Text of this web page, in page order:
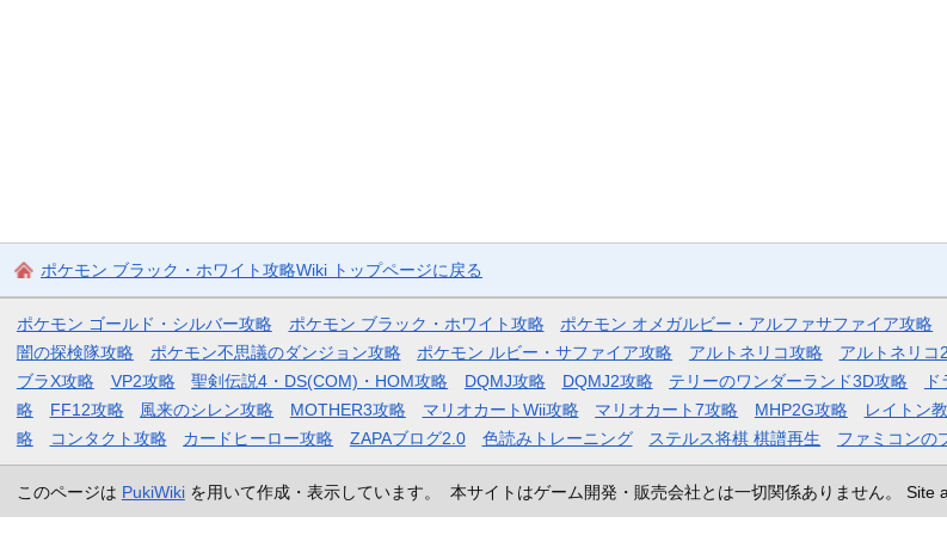
ポケモン ブラック・ホワイト攻略Wiki トップページに戻る
ポケモン ゴールド・シルバー攻略 ポケモン ブラック・ホワイト攻略 ポケモン オメガルビー・アルファサファイア攻略
闇の探検隊攻略
ポケモン不思議のダンジョン攻略 ポケモン ルビー・サファイア攻略 アルトネリコ攻略 アルトネリコ
ブラX攻略
VP2攻略 聖剣伝説4・DS(COM)・HOM攻略 DQMJ攻略 DQMJ2攻略 テリーのワンダーランド3D攻略
略
FF12攻略 風来のシレン攻略 MOTHER3攻略 マリオカートWii攻略 マリオカート7攻略 MHP2G攻略 レイトン
略
コンタクト攻略 カードヒーロー攻略 ZAPAブログ2.0 色読みトレーニング ステルス将棋 棋譜再生 ファミコンの
このページは PukiWikiを用いて作成・表示しています。 本サイトはゲーム開発・販売会社とは一切関係ありません。 Site